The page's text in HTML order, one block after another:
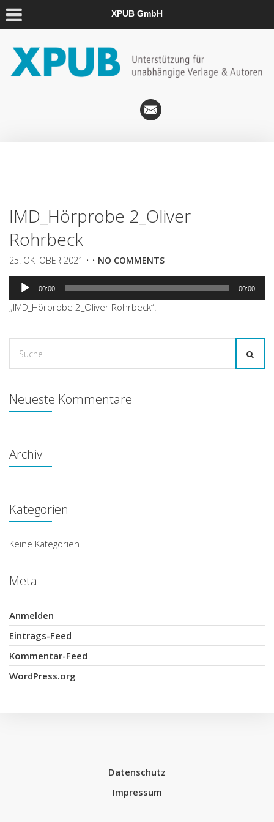
XPUB GmbH
IMD_Hörprobe 2_Oliver
Rohrbeck
25. OKTOBER 2021 • • NO COMMENTS
Audio-
Player
00:00 00:00
„IMD_Hörprobe 2_Oliver Rohrbeck“.
for:
Neueste Kommentare
Archiv
Kategorien
Keine Kategorien
Meta
Anmelden
Eintrags-Feed
Kommentar-Feed
WordPress.org
Datenschutz
Impressum